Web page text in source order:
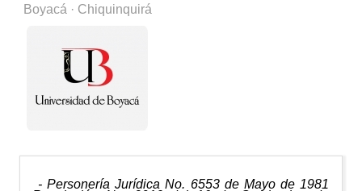
Boyacá · Chiquinquirá
- Personería Jurídica No. 6553 de Mayo de 1981